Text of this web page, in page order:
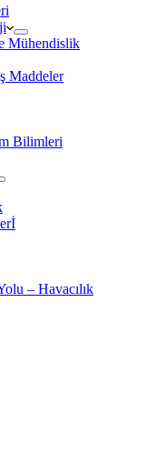
Mühendislik
Maddeler
Bilimleri
– Havacılık